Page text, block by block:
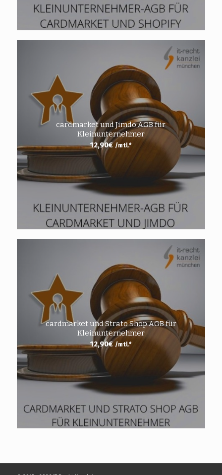
cardmarket und Jimdo AGB für
Kleinunternehmer
12,90€ /mtl.*
cardmarket und Strato Shop AGB für
Kleinunternehmer
12,90€ /mtl.*